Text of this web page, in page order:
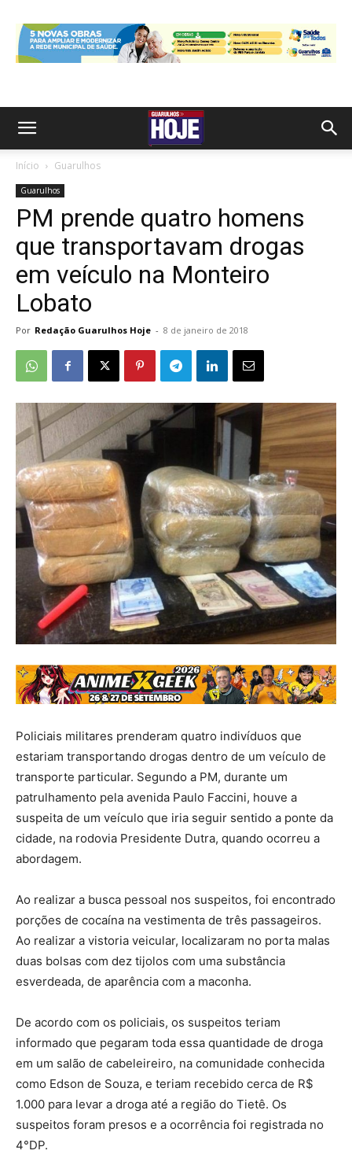
Início Guarulhos
Guarulhos
PM prende quatro homens
que transportavam drogas
em veículo na Monteiro
Lobato
Por Redação Guarulhos Hoje - 8 de janeiro de 2018
Policiais militares prenderam quatro indivíduos que
estariam transportando drogas dentro de um veículo de
transporte particular. Segundo a PM, durante um
patrulhamento pela avenida Paulo Faccini, houve a
suspeita de um veículo que iria seguir sentido a ponte da
cidade, na rodovia Presidente Dutra, quando ocorreu a
abordagem.
Ao realizar a busca pessoal nos suspeitos, foi encontrado
porções de cocaína na vestimenta de três passageiros.
Ao realizar a vistoria veicular, localizaram no porta malas
duas bolsas com dez tijolos com uma substância
esverdeada, de aparência com a maconha.
De acordo com os policiais, os suspeitos teriam
informado que pegaram toda essa quantidade de droga
em um salão de cabeleireiro, na comunidade conhecida
como Edson de Souza, e teriam recebido cerca de R$
1.000 para levar a droga até a região do Tietê. Os
suspeitos foram presos e a ocorrência foi registrada no
4°DP.